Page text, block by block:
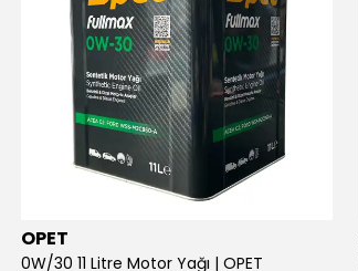
OPET
0W/30 11 Litre Motor Yağı | OPET